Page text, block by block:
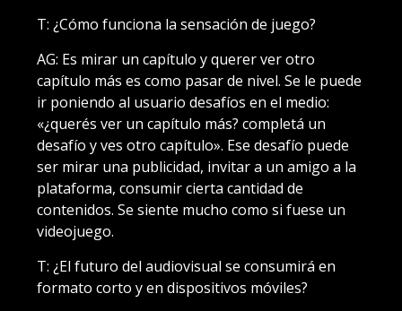
T: ¿Cómo funciona la sensación de juego?
AG: Es mirar un capítulo y querer ver otro
capítulo más es como pasar de nivel. Se le puede
ir poniendo al usuario desafíos en el medio:
«¿querés ver un capítulo más? completá un
desafío y ves otro capítulo». Ese desafío puede
ser mirar una publicidad, invitar a un amigo a la
plataforma, consumir cierta cantidad de
contenidos. Se siente mucho como si fuese un
videojuego.
T: ¿El futuro del audiovisual se consumirá en
formato corto y en dispositivos móviles?